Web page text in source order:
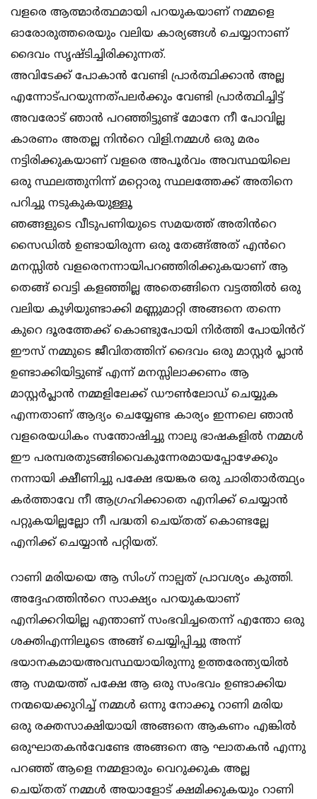
വളരെ ആത്മാർത്ഥമായി പറയുകയാണ് നമ്മളെ
ഓരോരുത്തരെയും വലിയ കാര്യങ്ങൾ ചെയ്യാനാണ്
ദൈവം സൃഷ്ടിച്ചിരിക്കുന്നത്.
അവിടേക്ക് പോകാൻ വേണ്ടി പ്രാർത്ഥിക്കാൻ അല്ല
എന്നോട്പറയുന്നത്പലർക്കും വേണ്ടി പ്രാർത്ഥിച്ചിട്ട്
അവരോട് ഞാൻ പറഞ്ഞിട്ടുണ്ട് മോനേ നീ പോവില്ല
കാരണം അതല്ല നിൻറെ വിളി.നമ്മൾ ഒരു മരം
നട്ടിരിക്കുകയാണ് വളരെ അപൂർവം അവസ്ഥയിലെ
ഒരു സ്ഥലത്തുനിന്ന് മറ്റൊരു സ്ഥലത്തേക്ക് അതിനെ
പറിച്ചു നടുകുകയുള്ളൂ
ഞങ്ങളുടെ വീടുപണിയുടെ സമയത്ത് അതിൻറെ
സൈഡിൽ ഉണ്ടായിരുന്ന ഒരു തേങ്ങ്അത് എൻറെ
മനസ്സിൽ വളരെനന്നായിപറഞ്ഞിരിക്കുകയാണ് ആ
തെങ്ങ് വെട്ടി കളഞ്ഞില്ല അതെങ്ങിനെ വട്ടത്തിൽ ഒരു
വലിയ കുഴിയുണ്ടാക്കി മണ്ണുമാറ്റി അങ്ങനെ തന്നെ
കുറെ ദൂരത്തേക്ക് കൊണ്ടുപോയി നിർത്തി പോയിൻറ്
ഈസ് നമ്മുടെ ജീവിതത്തിന് ദൈവം ഒരു മാസ്റ്റർ പ്ലാൻ
ഉണ്ടാക്കിയിട്ടുണ്ട് എന്ന് മനസ്സിലാക്കണം ആ
മാസ്റ്റർപ്ലാൻ നമ്മളിലേക്ക് ഡൗൺലോഡ് ചെയ്യുക
എന്നതാണ് ആദ്യം ചെയ്യേണ്ട കാര്യം ഇന്നലെ ഞാൻ
വളരെയധികം സന്തോഷിച്ചു നാലു ഭാഷകളിൽ നമ്മൾ
ഈ പരമ്പരതുടങ്ങിവൈകുന്നേരമായപ്പോഴേക്കും
നന്നായി ക്ഷീണിച്ചു പക്ഷേ ഭയങ്കര ഒരു ചാരിതാർത്ഥ്യം
കർത്താവേ നീ ആഗ്രഹിക്കാതെ എനിക്ക് ചെയ്യാൻ
പറ്റുകയില്ലല്ലോ നീ പദ്ധതി ചെയ്തത് കൊണ്ടല്ലേ
എനിക്ക് ചെയ്യാൻ പറ്റിയത്.
റാണി മരിയയെ ആ സിംഗ് നാല്പത് പ്രാവശ്യം കുത്തി.
അദ്ദേഹത്തിൻറെ സാക്ഷ്യം പറയുകയാണ്
എനിക്കറിയില്ല എന്താണ് സംഭവിച്ചതെന്ന് എന്തോ ഒരു
ശക്തിഎന്നിലൂടെ അങ്ങ് ചെയ്യിപ്പിച്ചു അന്ന്
ഭയാനകമായഅവസ്ഥയായിരുന്നു ഉത്തരേന്ത്യയിൽ
ആ സമയത്ത് പക്ഷേ ആ ഒരു സംഭവം ഉണ്ടാക്കിയ
നന്മയെക്കുറിച്ച് നമ്മൾ ഒന്നു നോക്കൂ റാണി മരിയ
ഒരു രക്തസാക്ഷിയായി അങ്ങനെ ആകണം എങ്കിൽ
ഒരുഘാതകൻവേണ്ടേ അങ്ങനെ ആ ഘാതകൻ എന്നു
പറഞ്ഞ് ആളെ നമ്മളാരും വെറുക്കുക അല്ല
ചെയ്തത് നമ്മൾ അയാളോട് ക്ഷമിക്കുകയും റാണി